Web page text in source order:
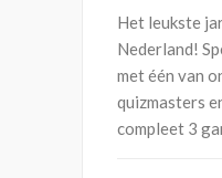
Het leukste
Nederland!
met één van
quizmasters
compleet 3